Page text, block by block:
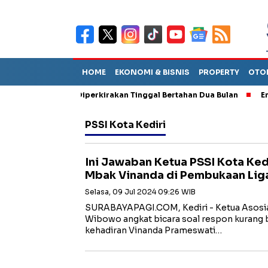
HOME EKONOMI & BISNIS PROPERTY
Sebut TPA Diperkirakan Tinggal Bertahan Dua Bulan Empat
PSSI Kota Kediri
Ini Jawaban Ketua PSSI Kota
Mbak Vinanda di Pembukaan
Selasa, 09 Jul 2024 09:26 WIB
SURABAYAPAGI.COM, Kediri - Ketua
Wibowo angkat bicara soal respon kurang
kehadiran Vinanda Prameswati…